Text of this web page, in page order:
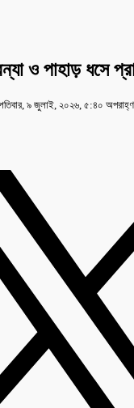
ও পাহাড় ধসে
৯ জুলাই, ২০২৬, ৫:৪০ অপরাহ্ণ